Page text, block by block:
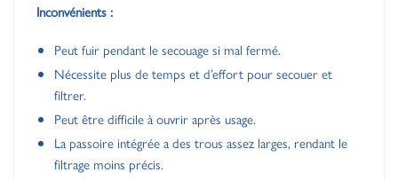
Inconvénients :
Peut fuir pendant le secouage si mal fermé.
Nécessite plus de temps et d’effort pour secouer et
filtrer.
Peut être difficile à ouvrir après usage.
La passoire intégrée a des trous assez larges, rendant le
filtrage moins précis.